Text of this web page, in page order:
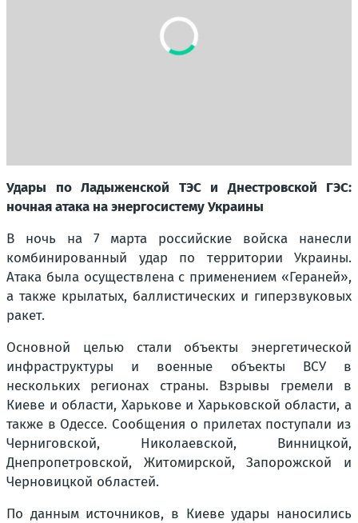
Удары по Ладыженской ТЭС и Днестровской ГЭС:
ночная атака на энергосистему Украины
В ночь на 7 марта российские войска нанесли
комбинированный удар по территории Украины.
Атака была осуществлена с применением «Гераней»,
а также крылатых, баллистических и гиперзвуковых
ракет.
Основной целью стали объекты энергетической
инфраструктуры и военные объекты ВСУ в
нескольких регионах страны. Взрывы гремели в
Киеве и области, Харькове и Харьковской области, а
также в Одессе. Сообщения о прилетах поступали из
Черниговской, Николаевской, Винницкой,
Днепропетровской, Житомирской, Запорожской и
Черновицкой областей.
По данным источников, в Киеве удары наносились